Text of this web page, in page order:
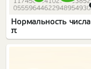
Нормальность числа
π